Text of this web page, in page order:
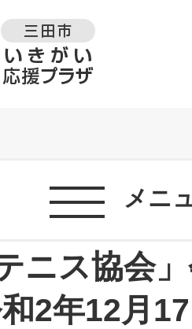
メニ
ニス協会
2年12月